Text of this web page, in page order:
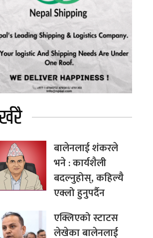
बालेनलाई शंकरले
भने : कार्यशैली
बदल्नुहोस्, कहिल्यै
एक्लो हुनुपर्दैन
एक्लिएको स्टाटस
लेखेका बालेनलाई